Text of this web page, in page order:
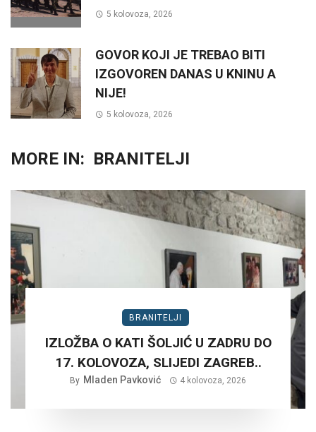
5 kolovoza, 2026
GOVOR KOJI JE TREBAO BITI
IZGOVOREN DANAS U KNINU A
NIJE!
5 kolovoza, 2026
MORE IN: BRANITELJI
BRANITELJI
IZLOŽBA O KATI ŠOLJIĆ U ZADRU DO
17. KOLOVOZA, SLIJEDI ZAGREB..
By Mladen Pavković 4 kolovoza, 2026